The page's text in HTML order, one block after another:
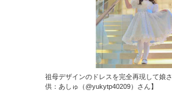
祖母デザインのドレスを完全再現して娘
供：あしゅ（@yukytp40209）さん】